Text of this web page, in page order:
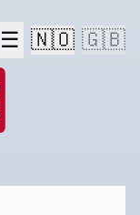
☰ 🇳🇴 🇬🇧